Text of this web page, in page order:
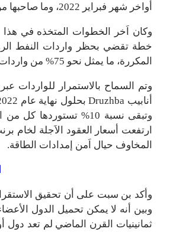
أواخر شهر فبراير 2022، وما صاحبها من عقوبات متبادلة بين الولايات المتحدة وأوروبا من جهة، وروسيا من جانب اَخر.
المكررة، ما يمثل نحو 75% من واردات النفط الروسي.
وتم السماح بالاستمرار للواردات
وتبقى نسبة 10%
المخاوف حيال اَمن إمدادات الطاقة.
وأكد بن سبت على أن تحقيق
وبين أنه لا يمكن تحميل الدول
ثمانينيات القرن الماضي لم تعد